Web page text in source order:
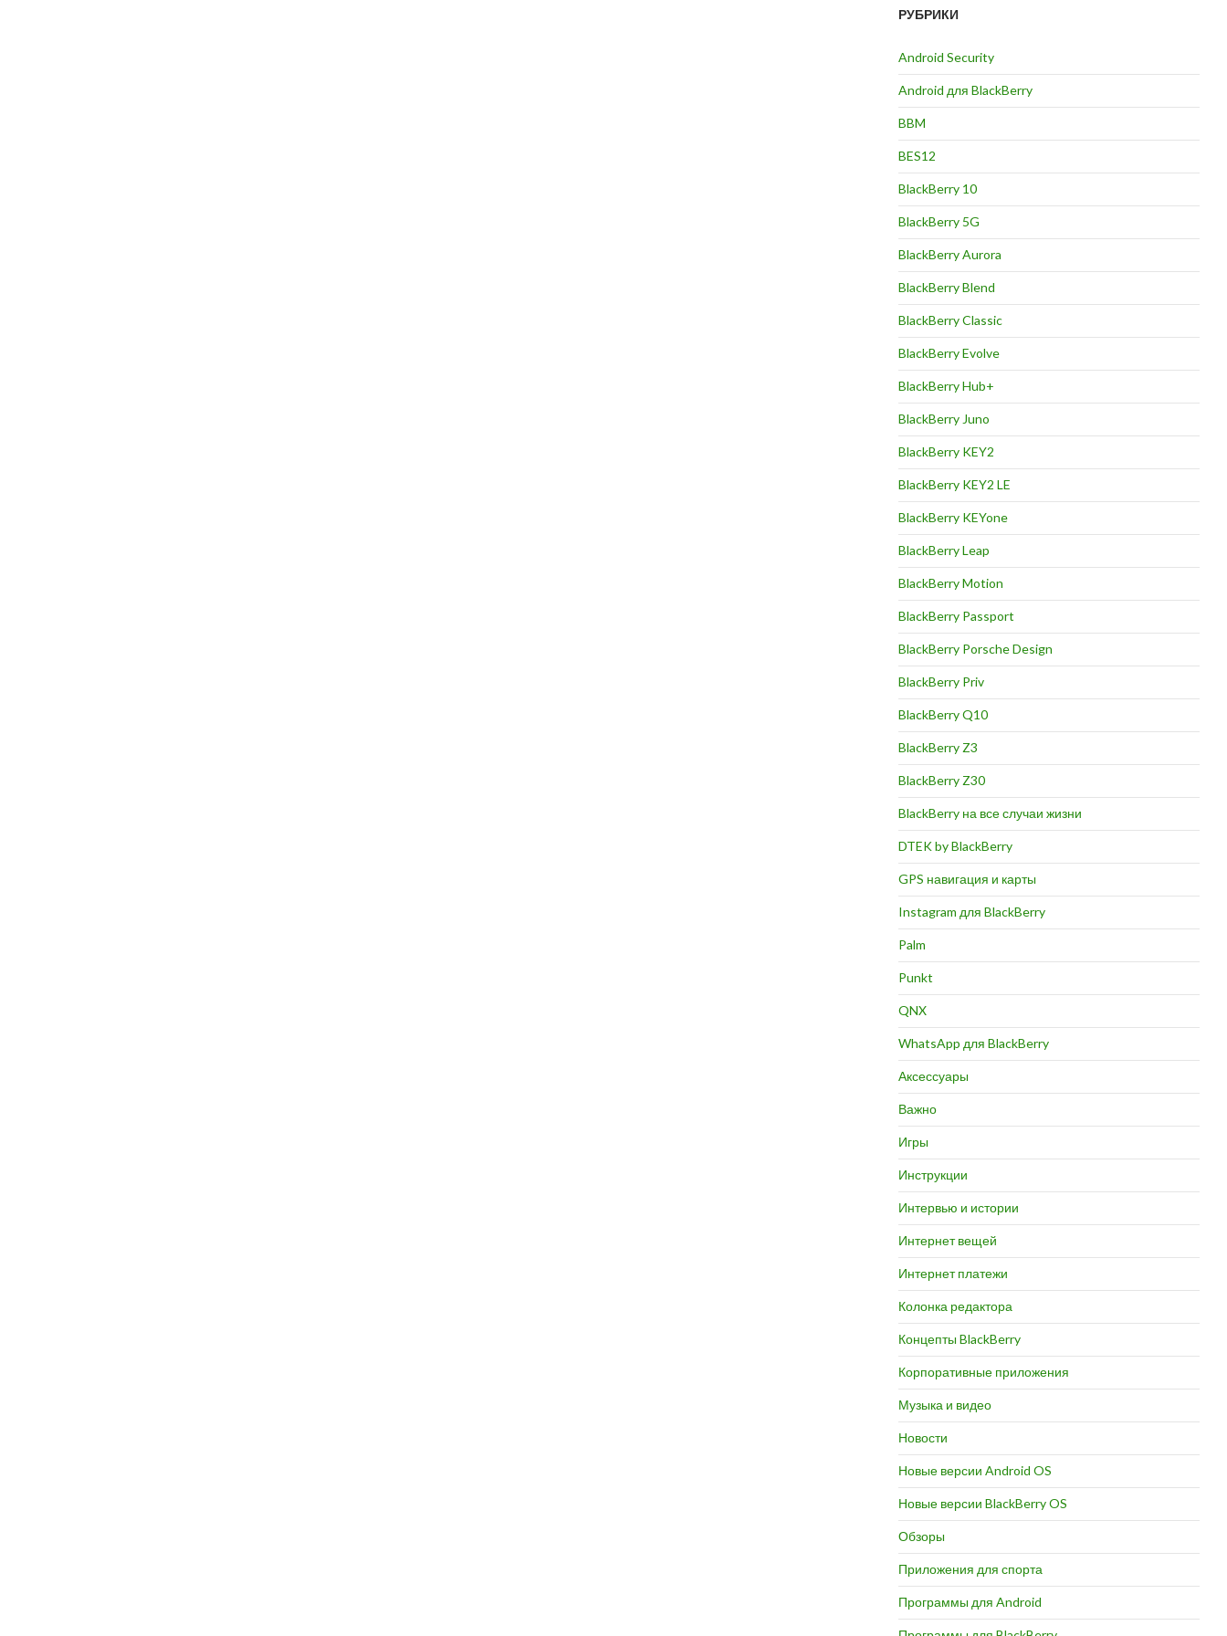
РУБРИКИ
Android Security
Android для BlackBerry
BBM
BES12
BlackBerry 10
BlackBerry 5G
BlackBerry Aurora
BlackBerry Blend
BlackBerry Classic
BlackBerry Evolve
BlackBerry Hub+
BlackBerry Juno
BlackBerry KEY2
BlackBerry KEY2 LE
BlackBerry KEYone
BlackBerry Leap
BlackBerry Motion
BlackBerry Passport
BlackBerry Porsche Design
BlackBerry Priv
BlackBerry Q10
BlackBerry Z3
BlackBerry Z30
BlackBerry на все случаи жизни
DTEK by BlackBerry
GPS навигация и карты
Instagram для BlackBerry
Palm
Punkt
QNX
WhatsApp для BlackBerry
Аксессуары
Важно
Игры
Инструкции
Интервью и истории
Интернет вещей
Интернет платежи
Колонка редактора
Концепты BlackBerry
Корпоративные приложения
Музыка и видео
Новости
Новые версии Android OS
Новые версии BlackBerry OS
Обзоры
Приложения для спорта
Программы для Android